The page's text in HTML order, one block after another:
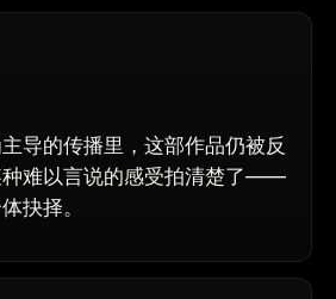
导的传播里，这部作品仍被反
种难以言说的感受拍清楚了——
抉择。